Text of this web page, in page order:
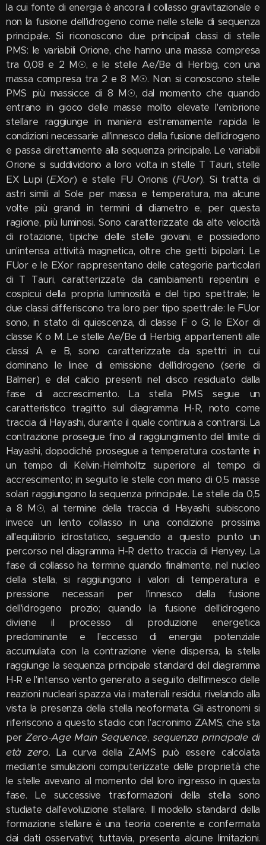
la cui fonte di energia è ancora il collasso gravitazionale e
non la fusione dell'idrogeno come nelle stelle di sequenza
principale. Si riconoscono due principali classi di stelle
PMS: le variabili Orione, che hanno una massa compresa
tra 0,08 e 2 M☉, e le stelle Ae/Be di Herbig, con una
massa compresa tra 2 e 8 M☉. Non si conoscono stelle
PMS più massicce di 8 M☉, dal momento che quando
entrano in gioco delle masse molto elevate l'embrione
stellare raggiunge in maniera estremamente rapida le
condizioni necessarie all'innesco della fusione dell'idrogeno
e passa direttamente alla sequenza principale. Le variabili
Orione si suddividono a loro volta in stelle T Tauri, stelle
EX Lupi (EXor) e stelle FU Orionis (FUor). Si tratta di
astri simili al Sole per massa e temperatura, ma alcune
volte più grandi in termini di diametro e, per questa
ragione, più luminosi. Sono caratterizzate da alte velocità
di rotazione, tipiche delle stelle giovani, e possiedono
un'intensa attività magnetica, oltre che getti bipolari. Le
FUor e le EXor rappresentano delle categorie particolari
di T Tauri, caratterizzate da cambiamenti repentini e
cospicui della propria luminosità e del tipo spettrale; le
due classi differiscono tra loro per tipo spettrale: le FUor
sono, in stato di quiescenza, di classe F o G; le EXor di
classe K o M. Le stelle Ae/Be di Herbig, appartenenti alle
classi A e B, sono caratterizzate da spettri in cui
dominano le linee di emissione dell'idrogeno (serie di
Balmer) e del calcio presenti nel disco residuato dalla
fase di accrescimento. La stella PMS segue un
caratteristico tragitto sul diagramma H-R, noto come
traccia di Hayashi, durante il quale continua a contrarsi. La
contrazione prosegue fino al raggiungimento del limite di
Hayashi, dopodiché prosegue a temperatura costante in
un tempo di Kelvin-Helmholtz superiore al tempo di
accrescimento; in seguito le stelle con meno di 0,5 masse
solari raggiungono la sequenza principale. Le stelle da 0,5
a 8 M☉, al termine della traccia di Hayashi, subiscono
invece un lento collasso in una condizione prossima
all'equilibrio idrostatico, seguendo a questo punto un
percorso nel diagramma H-R detto traccia di Henyey. La
fase di collasso ha termine quando finalmente, nel nucleo
della stella, si raggiungono i valori di temperatura e
pressione necessari per l'innesco della fusione
dell'idrogeno prozio; quando la fusione dell'idrogeno
diviene il processo di produzione energetica
predominante e l'eccesso di energia potenziale
accumulata con la contrazione viene dispersa, la stella
raggiunge la sequenza principale standard del diagramma
H-R e l'intenso vento generato a seguito dell'innesco delle
reazioni nucleari spazza via i materiali residui, rivelando alla
vista la presenza della stella neoformata. Gli astronomi si
riferiscono a questo stadio con l'acronimo ZAMS, che sta
per Zero-Age Main Sequence, sequenza principale di
età zero. La curva della ZAMS può essere calcolata
mediante simulazioni computerizzate delle proprietà che
le stelle avevano al momento del loro ingresso in questa
fase. Le successive trasformazioni della stella sono
studiate dall'evoluzione stellare. Il modello standard della
formazione stellare è una teoria coerente e confermata
dai dati osservativi; tuttavia, presenta alcune limitazioni.